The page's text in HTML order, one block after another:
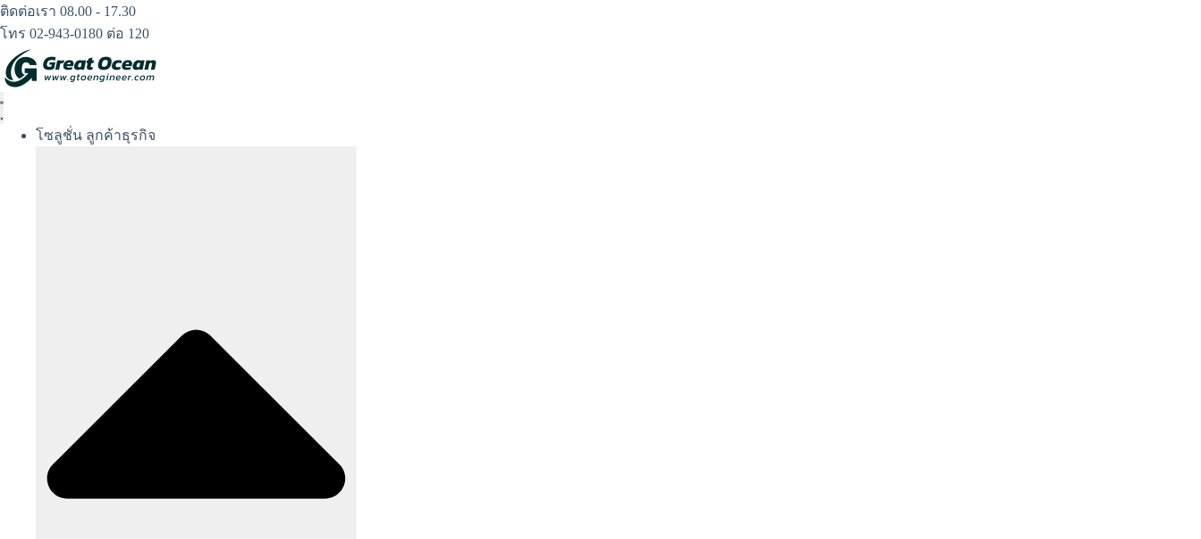
Skip
to
content
ติดต่อเรา 08.00 - 17.30
โทร 02-943-0180 ต่อ 120
โซลูชั่น ลูกค้าธุรกิจ